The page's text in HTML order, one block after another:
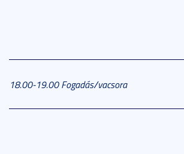
18.00-19.00 Fogadás/vacsora